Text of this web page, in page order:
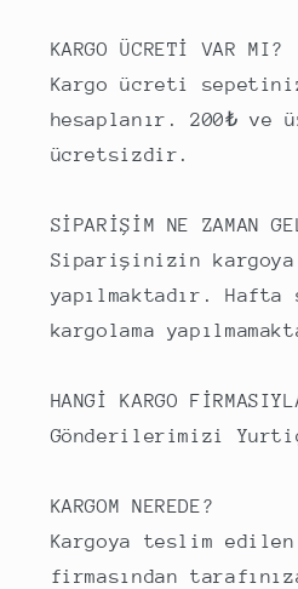
KARGO ÜCRETİ VAR MI?
Kargo ücreti
hesaplanır. 200₺ ve
ücretsizdir.
SİPARİŞİM NE ZAMAN
Siparişinizin
yapılmaktadır.
kargolama
HANGİ KARGO
Gönderilerimizi
KARGOM NEREDE?
Kargoya teslim
firmasından